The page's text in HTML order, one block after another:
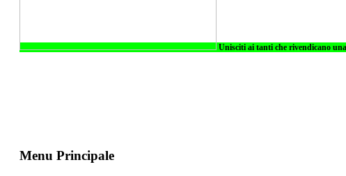
Unisciti ai tanti che rivendicano
Menu Principale